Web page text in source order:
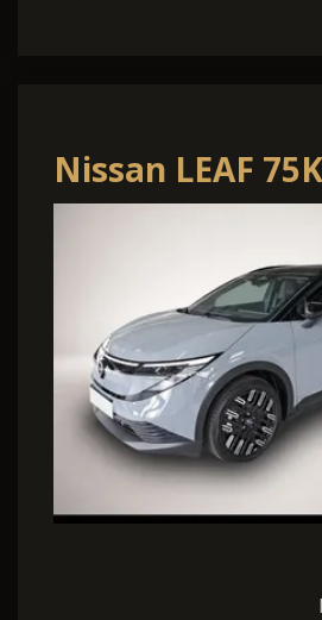
Nissan LEAF
MY26 EVOLVE